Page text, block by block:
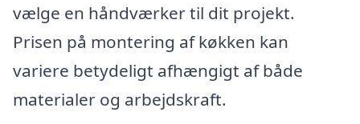
vælge en håndværker til dit projekt.
Prisen på montering af køkken kan
variere betydeligt afhængigt af både
materialer og arbejdskraft.